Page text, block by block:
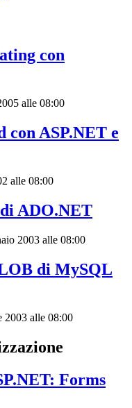
con
alle 08:00
con ASP.NET e
alle 08:00
ADO.NET
2003 alle 08:00
di MySQL
2003 alle 08:00
Forms